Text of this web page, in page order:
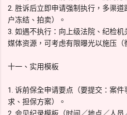
2. 胜诉后立即申请强制执行，多渠
户冻结、拍卖）。
3. 如遇不执行：向上级法院、纪检
媒体资源，可考虑有限曝光以施压（
十一、实用模板
1. 诉前保全申请要点（要提交：案
求、担保方案）。